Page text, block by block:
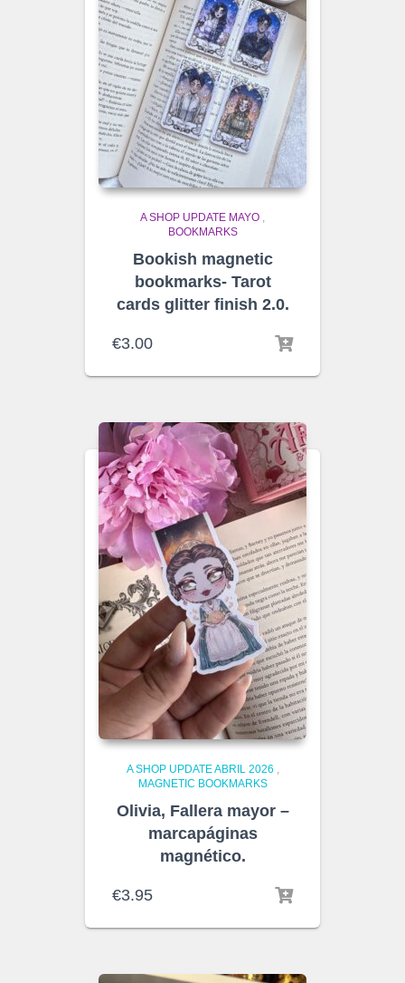
A SHOP UPDATE MAYO ,
BOOKMARKS
Bookish magnetic
bookmarks- Tarot
cards glitter finish 2.0.
€3.00
A SHOP UPDATE ABRIL 2026 ,
MAGNETIC BOOKMARKS
Olivia, Fallera mayor –
marcapáginas
magnético.
€3.95